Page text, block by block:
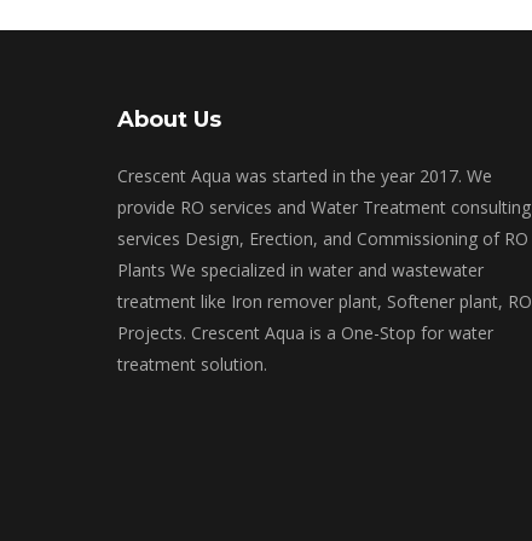
About Us
Crescent Aqua was started in the year 2017. We
provide RO services and Water Treatment consulting
services Design, Erection, and Commissioning of RO
Plants We specialized in water and wastewater
treatment like Iron remover plant, Softener plant, RO
Projects. Crescent Aqua is a One-Stop for water
treatment solution.